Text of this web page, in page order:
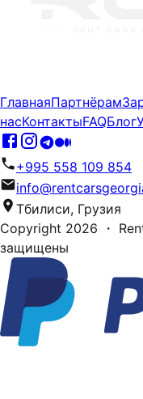
ГлавнаяПартнёрам
насКонтактыFAQБлог
+995 558 109 854
Тбилиси, Грузия
Copyright 2026 ・
защищены